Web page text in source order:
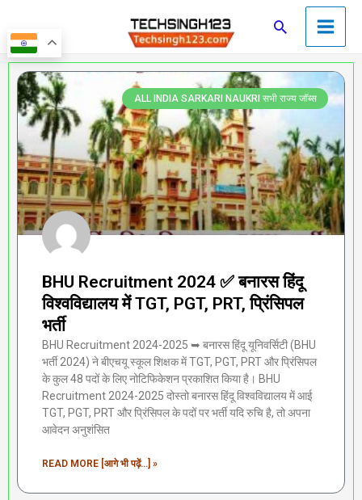
to
content
SearchMain
Menu
ALL INDIA SARKARI NAUKRI सभी राज्य जॉब्स
BHU Recruitment 2024 ✅ बनारस हिंदू
विश्वविद्यालय में TGT, PGT, PRT, प्रिंसिपल
भर्ती
BHU Recruitment 2024-2025 ➥ बनारस हिंदू यूनिवर्सिटी (BHU
भर्ती 2024) ने बीएचयू स्कूल शिक्षक में TGT, PGT, PRT और प्रिंसिपल
के कुल 48 पदों के लिए नोटिफिकेशन प्रकाशित किया है। BHU
Recruitment 2024-2025 दोस्तो बनारस हिंदू विश्वविद्यालय में आई
TGT, PGT, PRT और प्रिंसिपल के पदों पर भर्ती यदि रुचि है, तो अपना
आवेदन अनुशंसित
READ MORE [आगे भी पढ़ें...] »
PagePagePagePagePage